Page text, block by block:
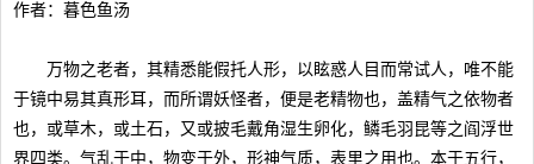
作者：暮色鱼汤
万物之老者，其精悉能假托人形，以眩惑人目而常试人，唯不能
于镜中易其真形耳，而所谓妖怪者，便是老精物也，盖精气之依物者
也，或草木，或土石，又或披毛戴角湿生卵化，鳞毛羽昆等之阎浮世
界四类。气乱于中，物变于外，形神气质，表里之用也。本于五行，